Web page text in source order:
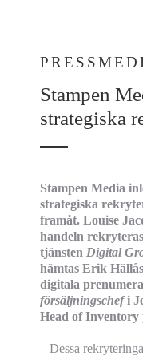
Stampen
strategiska
Stampen Media
strategiska
framåt. Louise
handeln
tjänsten Digital
hämtas Erik
digitala
försäljningschefi
Head of Inventory
– Dessa